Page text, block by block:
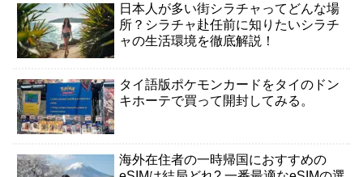
日本人が多い街シラチャってどんな場
所？シラチャ赴任前に知りたいシラチ
ャの生活環境を徹底解説！
タイ語版ポケモンカードをタイのドン
キホーテで買って開封してみる。
海外在住者の一時帰国におすすめの